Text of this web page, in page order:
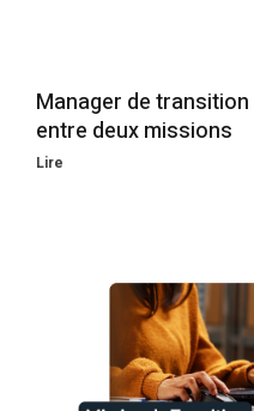
Manager de
entre deux missions
Lire